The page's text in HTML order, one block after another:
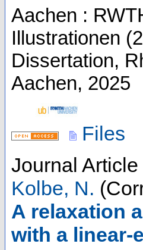
Aachen :
Illustrationen (
Dissertation,
Aachen, 2025
Files
Journal Article
Kolbe, N.
A relaxation
with a linear-